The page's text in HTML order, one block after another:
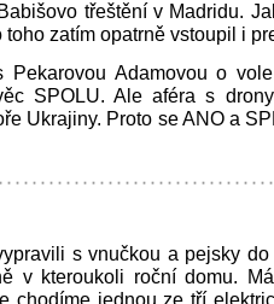
třeštění v Madridu.
zatím opatrně vstoupil i
Adamovou o
SPOLU. Ale aféra s
Ukrajiny. Proto se ANO a
s vnučkou a pejsky do
v kteroukoli roční domu.
chodíme jednou ze tří